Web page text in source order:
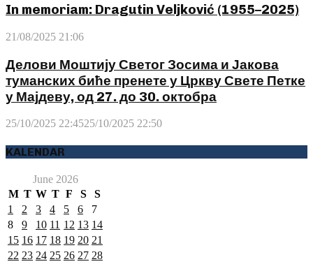
In memoriam: Dragutin Veljković (1955–2025)
21/08/2025 21:06
Делови Моштију Светог Зосима и Јакова
туманских биће пренете у Цркву Свете Петке
у Мајдеву, од 27. до 30. октобра
25/10/2025 22:4525/10/2025 22:50
KALENDAR
June 2026
M T W T F S
S
1
2 3 4 5 6
7
8
9 10 11 12 13 14
15 16 17 18 19 20 21
22 23 24 25 26 27 28